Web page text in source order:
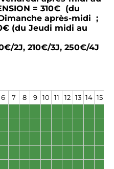
= 310€ (du
après-midi ;
(du Jeudi midi au
2J, 210€/3J, 250€/4J
6 7 8 9 10 11 12 13 14 15